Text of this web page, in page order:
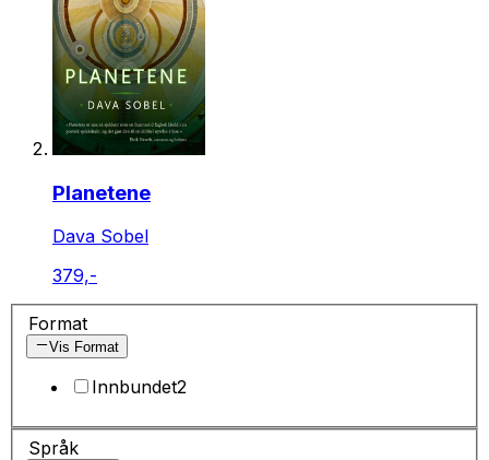
Planetene
Dava Sobel
379,-
Format
Vis Format
Innbundet2
Språk